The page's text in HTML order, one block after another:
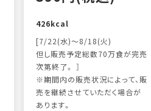
426kcal
[7/22(水)～8/18(火)
但し販売予定総数70万食が完売
次第終了。 ］
※期間内の販売状況によって、販
売を継続させていただく場合が
あります。